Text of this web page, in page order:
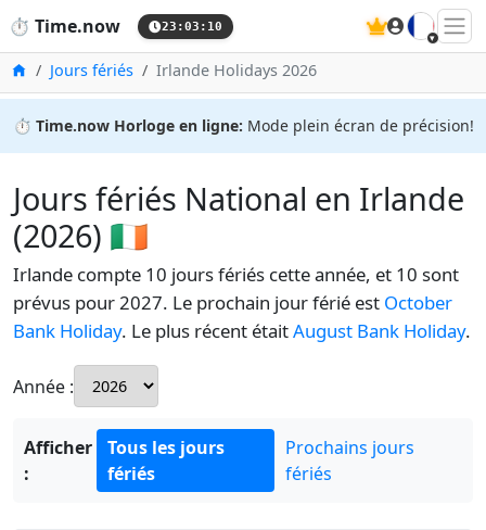
⏱️ Time.now 23:03:11 🇫🇷
Accueil
Jours fériés Irlande Holidays 2026
⏱️ Time.now Horloge en ligne: Mode plein écran de précision!
Jours fériés National en Irlande
(2026) 🇮🇪
Irlande compte 10 jours fériés cette année, et 10 sont
prévus pour 2027. Le prochain jour férié est October
Bank Holiday. Le plus récent étaitAugust Bank Holiday.
Année :
Afficher
:
Tous les jours
fériés
Prochains jours
fériés